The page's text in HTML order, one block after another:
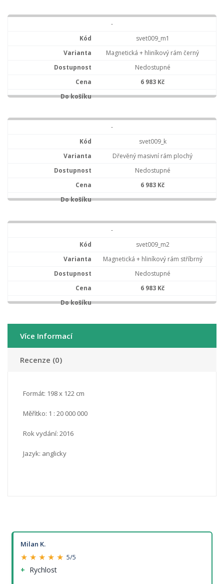
-
svet009_m1
Magnetická + hliníkový rám černý
Nedostupné
6 983 Kč
-
svet009_k
Dřevěný masivní rám plochý
Nedostupné
6 983 Kč
-
svet009_m2
Magnetická + hliníkový rám stříbrný
Nedostupné
6 983 Kč
Více Informací
Recenze (0)
Formát: 198 x 122 cm
Měřítko: 1 : 20 000 000
Rok vydání: 2016
Jazyk: anglicky
Milan K.
★ ★ ★ ★ ★ 5/5
Rychlost